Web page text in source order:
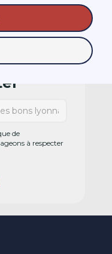
à la
de
à respecter